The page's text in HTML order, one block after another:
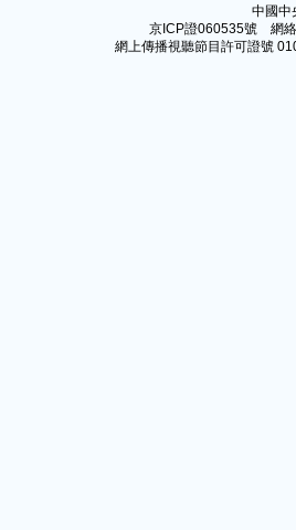
中國中
京ICP證060535號網絡
網上傳播視聽節目許可證號